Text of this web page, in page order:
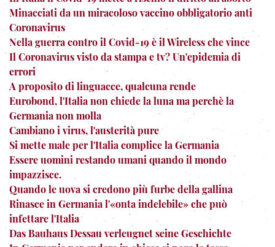
Minacciati da un miracoloso vaccino obbligatorio anti
Coronavirus
Nella guerra contro il Covid-19 è il Wireless che vince
Il Coronavirus visto da stampa e tv? Un'epidemia di
errori
A proposito di linguacce, qualcuna rende
Eurobond, l'Italia non chiede la luna ma perchè la
Germania non molla
Cambiano i virus, l'austerità pure
Si mette male per l'Italia complice la Germania
Essere uomini restando umani quando il mondo
impazzisce.
Quando le uova si credono più furbe della gallina
Rinasce in Germania l'«onta indelebile» che può
infettare l'Italia
Das Bauhaus Dessau verleugnet seine Geschichte